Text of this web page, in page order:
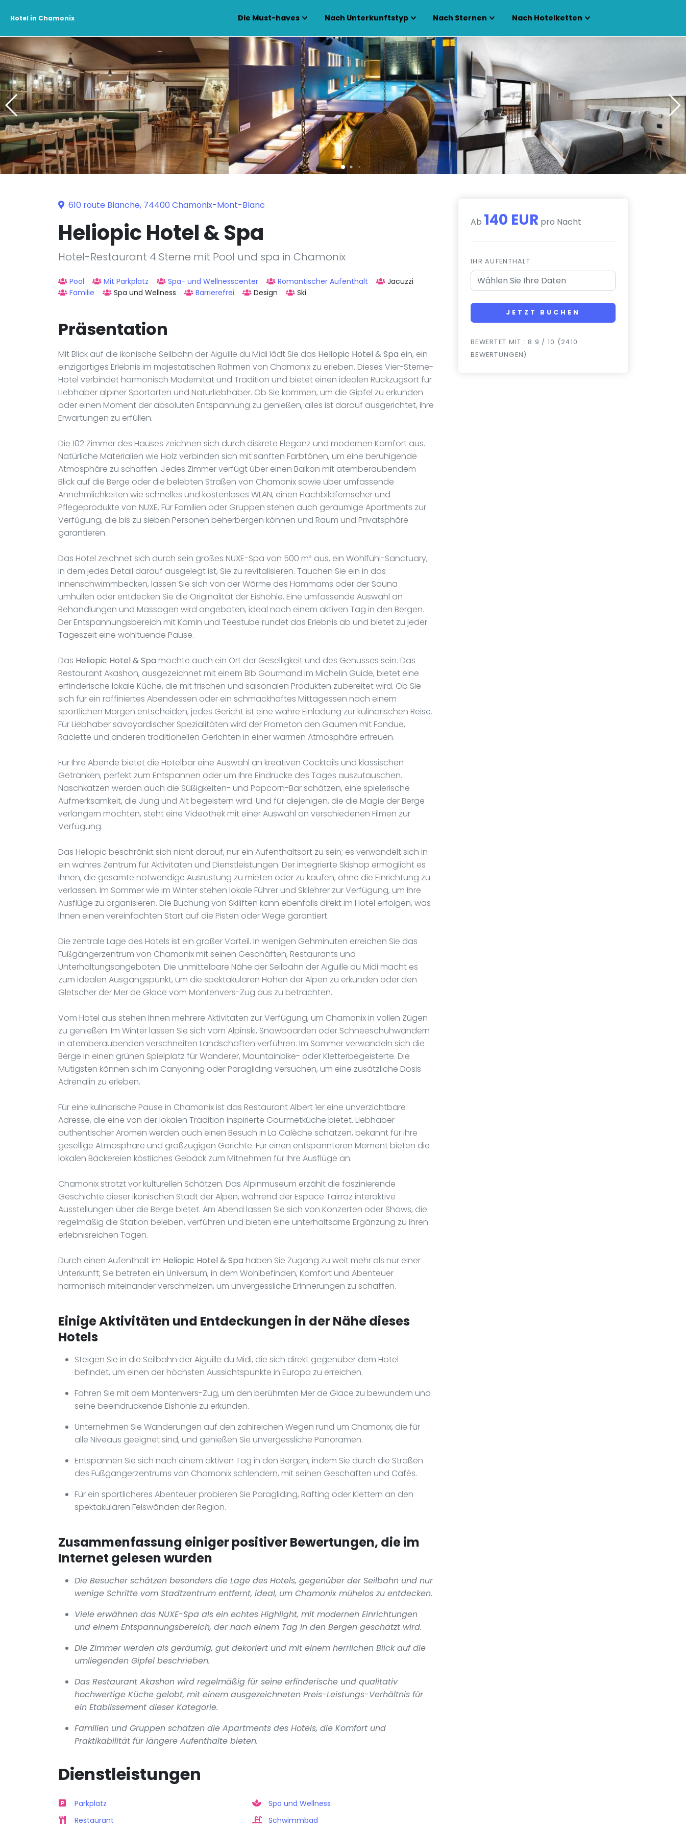
Hotel in Chamonix Die Must-haves Nach Unterkunftstyp Nach Sternen Nach Hotelketten
610 route Blanche, 74400 Chamonix-Mont-Blanc
Heliopic Hotel & Spa
Hotel-Restaurant 4 Sterne mit Pool und spa in Chamonix
Pool Mit Parkplatz Spa- und Wellnesscenter Romantischer Aufenthalt
Jacuzzi
Familie
Spa und Wellness Barrierefrei Design Ski
Präsentation
Mit Blick auf die ikonische Seilbahn der Aiguille du Midi lädt Sie das Heliopic Hotel & Spa ein, ein
einzigartiges Erlebnis im majestätischen Rahmen von Chamonix zu erleben. Dieses Vier-Sterne-
Hotel verbindet harmonisch Modernität und Tradition und bietet einen idealen Rückzugsort für
Liebhaber alpiner Sportarten und Naturliebhaber. Ob Sie kommen, um die Gipfel zu erkunden
oder einen Moment der absoluten Entspannung zu genießen, alles ist darauf ausgerichtet, Ihre
Erwartungen zu erfüllen.
Die 102 Zimmer des Hauses zeichnen sich durch diskrete Eleganz und modernen Komfort aus.
Natürliche Materialien wie Holz verbinden sich mit sanften Farbtönen, um eine beruhigende
Atmosphäre zu schaffen. Jedes Zimmer verfügt über einen Balkon mit atemberaubendem
Blick auf die Berge oder die belebten Straßen von Chamonix sowie über umfassende
Annehmlichkeiten wie schnelles und kostenloses WLAN, einen Flachbildfernseher und
Pflegeprodukte von NUXE. Für Familien oder Gruppen stehen auch geräumige Apartments zur
Verfügung, die bis zu sieben Personen beherbergen können und Raum und Privatsphäre
garantieren.
Das Hotel zeichnet sich durch sein großes NUXE-Spa von 500 m² aus, ein Wohlfühl-Sanctuary,
in dem jedes Detail darauf ausgelegt ist, Sie zu revitalisieren. Tauchen Sie ein in das
Innenschwimmbecken, lassen Sie sich von der Wärme des Hammams oder der Sauna
umhüllen oder entdecken Sie die Originalität der Eishöhle. Eine umfassende Auswahl an
Behandlungen und Massagen wird angeboten, ideal nach einem aktiven Tag in den Bergen.
Der Entspannungsbereich mit Kamin und Teestube rundet das Erlebnis ab und bietet zu jeder
Tageszeit eine wohltuende Pause.
Das Heliopic Hotel & Spa möchte auch ein Ort der Geselligkeit und des Genusses sein. Das
Restaurant Akashon, ausgezeichnet mit einem Bib Gourmand im Michelin Guide, bietet eine
erfinderische lokale Küche, die mit frischen und saisonalen Produkten zubereitet wird. Ob Sie
sich für ein raffiniertes Abendessen oder ein schmackhaftes Mittagessen nach einem
sportlichen Morgen entscheiden, jedes Gericht ist eine wahre Einladung zur kulinarischen Reise.
Für Liebhaber savoyardischer Spezialitäten wird der Frometon den Gaumen mit Fondue,
Raclette und anderen traditionellen Gerichten in einer warmen Atmosphäre erfreuen.
Für Ihre Abende bietet die Hotelbar eine Auswahl an kreativen Cocktails und klassischen
Getränken, perfekt zum Entspannen oder um Ihre Eindrücke des Tages auszutauschen.
Naschkatzen werden auch die Süßigkeiten- und Popcorn-Bar schätzen, eine spielerische
Aufmerksamkeit, die Jung und Alt begeistern wird. Und für diejenigen, die die Magie der Berge
verlängern möchten, steht eine Videothek mit einer Auswahl an verschiedenen Filmen zur
Verfügung.
Das Heliopic beschränkt sich nicht darauf, nur ein Aufenthaltsort zu sein; es verwandelt sich in
ein wahres Zentrum für Aktivitäten und Dienstleistungen. Der integrierte Skishop ermöglicht es
Ihnen, die gesamte notwendige Ausrüstung zu mieten oder zu kaufen, ohne die Einrichtung zu
verlassen. Im Sommer wie im Winter stehen lokale Führer und Skilehrer zur Verfügung, um Ihre
Ausflüge zu organisieren. Die Buchung von Skiliften kann ebenfalls direkt im Hotel erfolgen, was
Ihnen einen vereinfachten Start auf die Pisten oder Wege garantiert.
Die zentrale Lage des Hotels ist ein großer Vorteil. In wenigen Gehminuten erreichen Sie das
Fußgängerzentrum von Chamonix mit seinen Geschäften, Restaurants und
Unterhaltungsangeboten. Die unmittelbare Nähe der Seilbahn der Aiguille du Midi macht es
zum idealen Ausgangspunkt, um die spektakulären Höhen der Alpen zu erkunden oder den
Gletscher der Mer de Glace vom Montenvers-Zug aus zu betrachten.
Vom Hotel aus stehen Ihnen mehrere Aktivitäten zur Verfügung, um Chamonix in vollen Zügen
zu genießen. Im Winter lassen Sie sich vom Alpinski, Snowboarden oder Schneeschuhwandern
in atemberaubenden verschneiten Landschaften verführen. Im Sommer verwandeln sich die
Berge in einen grünen Spielplatz für Wanderer, Mountainbike- oder Kletterbegeisterte. Die
Mutigsten können sich im Canyoning oder Paragliding versuchen, um eine zusätzliche Dosis
Adrenalin zu erleben.
Für eine kulinarische Pause in Chamonix ist das Restaurant Albert 1er eine unverzichtbare
Adresse, die eine von der lokalen Tradition inspirierte Gourmetküche bietet. Liebhaber
authentischer Aromen werden auch einen Besuch in La Calèche schätzen, bekannt für ihre
gesellige Atmosphäre und großzügigen Gerichte. Für einen entspannteren Moment bieten die
lokalen Bäckereien köstliches Gebäck zum Mitnehmen für Ihre Ausflüge an.
Chamonix strotzt vor kulturellen Schätzen. Das Alpinmuseum erzählt die faszinierende
Geschichte dieser ikonischen Stadt der Alpen, während der Espace Tairraz interaktive
Ausstellungen über die Berge bietet. Am Abend lassen Sie sich von Konzerten oder Shows, die
regelmäßig die Station beleben, verführen und bieten eine unterhaltsame Ergänzung zu Ihren
erlebnisreichen Tagen.
Durch einen Aufenthalt im Heliopic Hotel & Spa haben Sie Zugang zu weit mehr als nur einer
Unterkunft; Sie betreten ein Universum, in dem Wohlbefinden, Komfort und Abenteuer
harmonisch miteinander verschmelzen, um unvergessliche Erinnerungen zu schaffen.
Einige Aktivitäten und Entdeckungen in der Nähe dieses
Hotels
Steigen Sie in die Seilbahn der Aiguille du Midi, die sich direkt gegenüber dem Hotel
befindet, um einen der höchsten Aussichtspunkte in Europa zu erreichen.
Fahren Sie mit dem Montenvers-Zug, um den berühmten Mer de Glace zu bewundern und
seine beeindruckende Eishöhle zu erkunden.
Unternehmen Sie Wanderungen auf den zahlreichen Wegen rund um Chamonix, die für
alle Niveaus geeignet sind, und genießen Sie unvergessliche Panoramen.
Entspannen Sie sich nach einem aktiven Tag in den Bergen, indem Sie durch die Straßen
des Fußgängerzentrums von Chamonix schlendern, mit seinen Geschäften und Cafés.
Für ein sportlicheres Abenteuer probieren Sie Paragliding, Rafting oder Klettern an den
spektakulären Felswänden der Region.
Zusammenfassung einiger positiver Bewertungen, die im
Internet gelesen wurden
Die Besucher schätzen besonders die Lage des Hotels, gegenüber der Seilbahn und nur
wenige Schritte vom Stadtzentrum entfernt, ideal, um Chamonix mühelos zu entdecken.
Viele erwähnen das NUXE-Spa als ein echtes Highlight, mit modernen Einrichtungen
und einem Entspannungsbereich, der nach einem Tag in den Bergen geschätzt wird.
Die Zimmer werden als geräumig, gut dekoriert und mit einem herrlichen Blick auf die
umliegenden Gipfel beschrieben.
Das Restaurant Akashon wird regelmäßig für seine erfinderische und qualitativ
hochwertige Küche gelobt, mit einem ausgezeichneten Preis-Leistungs-Verhältnis für
ein Etablissement dieser Kategorie.
Familien und Gruppen schätzen die Apartments des Hotels, die Komfort und
Praktikabilität für längere Aufenthalte bieten.
Dienstleistungen
Parkplatz
Restaurant
Spa und Wellness
Schwimmbad
Ab 140 EUR pro Nacht
IHR AUFENTHALT
JETZT BUCHEN
BEWERTET MIT : 8.9 / 10 (2410
BEWERTUNGEN)